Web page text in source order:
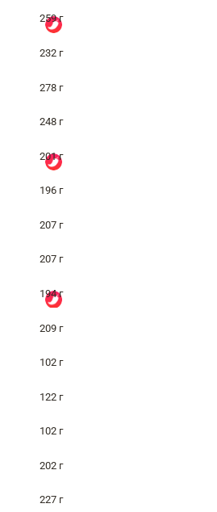
259 г
232 г
278 г
248 г
201 г
196 г
207 г
207 г
194 г
209 г
102 г
122 г
102 г
202 г
227 г